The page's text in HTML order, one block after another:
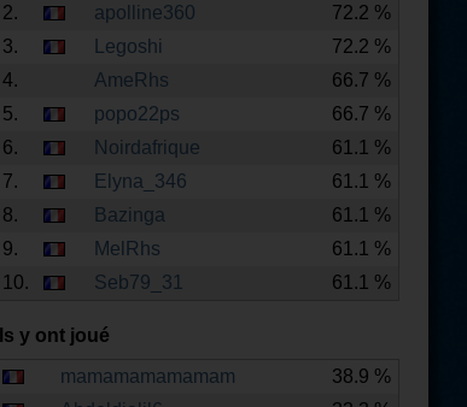
2. apolline360
72.2 %
3.
Legoshi
72.2 %
4.
AmeRhs
66.7 %
5.
popo22ps
66.7 %
6.
Noirdafrique
61.1 %
7.
Elyna_346
61.1 %
8.
Bazinga
61.1 %
9.
MelRhs
61.1 %
10.
Seb79_31 61.1 %
Ils y ont joué
mamamamamamam
38.9 %